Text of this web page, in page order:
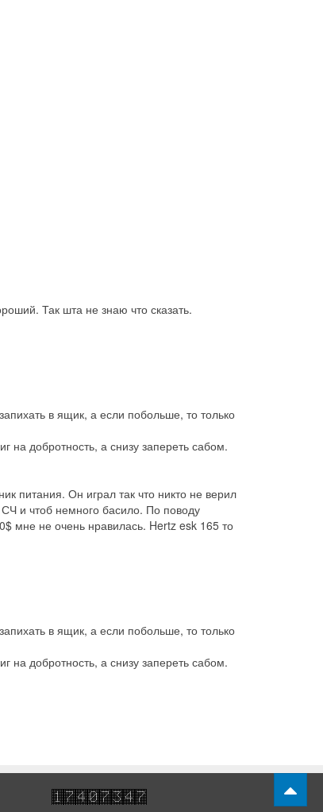
Так шта не знаю что сказать.
в ящик, а если побольше, то только
добротность, а снизу запереть сабом.
питания. Он играл так что никто не верил
и чтоб немного басило. По поводу
мне не очень нравилась. Hertz esk 165 то
в ящик, а если побольше, то только
добротность, а снизу запереть сабом.